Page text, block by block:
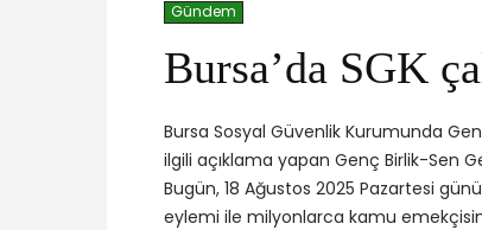
Gündem
Bursa’da SGK
Bursa Sosyal Güvenlik Kurumunda
ilgili açıklama yapan Genç Birlik-Sen
Bugün, 18 Ağustos 2025 Pazartesi
eylemi ile milyonlarca kamu